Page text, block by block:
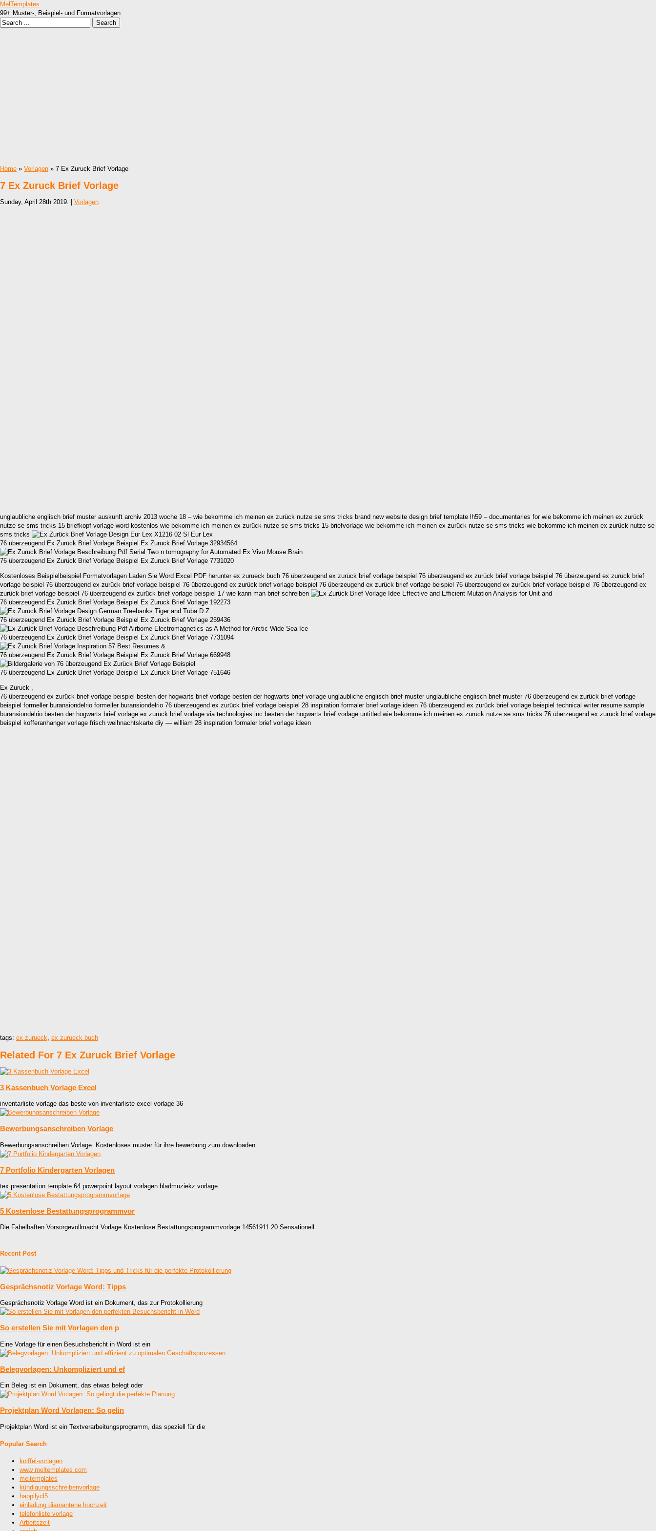
MelTemplates
99+ Muster-, Beispiel- und Formatvorlagen
Home » Vorlagen » 7 Ex Zuruck Brief Vorlage
7 Ex Zuruck Brief Vorlage
Sunday, April 28th 2019. | Vorlagen
unglaubliche englisch brief muster auskunft archiv 2013 woche 18 – wie bekomme ich meinen ex zurück nutze se sms tricks brand new website design brief template lh59 – documentaries for wie bekomme ich meinen ex zurück
nutze se sms tricks 15 briefkopf vorlage word kostenlos wie bekomme ich meinen ex zurück nutze se sms tricks 15 briefvorlage wie bekomme ich meinen ex zurück nutze se sms tricks wie bekomme ich meinen ex zurück nutze se
sms tricks
76 überzeugend Ex Zurück Brief Vorlage Beispiel Ex Zuruck Brief Vorlage 32934564
76 überzeugend Ex Zurück Brief Vorlage Beispiel Ex Zuruck Brief Vorlage 7731020
Kostenloses Beispielbeispiel Formatvorlagen Laden Sie Word Excel PDF herunter ex zurueck buch 76 überzeugend ex zurück brief vorlage beispiel 76 überzeugend ex zurück brief vorlage beispiel 76 überzeugend ex zurück brief
vorlage beispiel 76 überzeugend ex zurück brief vorlage beispiel 76 überzeugend ex zurück brief vorlage beispiel 76 überzeugend ex zurück brief vorlage beispiel 76 überzeugend ex zurück brief vorlage beispiel 76 überzeugend ex
zurück brief vorlage beispiel 76 überzeugend ex zurück brief vorlage beispiel 17 wie kann man brief schreiben
76 überzeugend Ex Zurück Brief Vorlage Beispiel Ex Zuruck Brief Vorlage 192273
76 überzeugend Ex Zurück Brief Vorlage Beispiel Ex Zuruck Brief Vorlage 259436
76 überzeugend Ex Zurück Brief Vorlage Beispiel Ex Zuruck Brief Vorlage 7731094
76 überzeugend Ex Zurück Brief Vorlage Beispiel Ex Zuruck Brief Vorlage 669948
76 überzeugend Ex Zurück Brief Vorlage Beispiel Ex Zuruck Brief Vorlage 751646
Ex Zuruck ,
76 überzeugend ex zurück brief vorlage beispiel besten der hogwarts brief vorlage besten der hogwarts brief vorlage unglaubliche englisch brief muster unglaubliche englisch brief muster 76 überzeugend ex zurück brief vorlage
beispiel formeller buransiondelrio formeller buransiondelrio 76 überzeugend ex zurück brief vorlage beispiel 28 inspiration formaler brief vorlage ideen 76 überzeugend ex zurück brief vorlage beispiel technical writer resume sample
buransiondelrio besten der hogwarts brief vorlage ex zurück brief vorlage via technologies inc besten der hogwarts brief vorlage untitled wie bekomme ich meinen ex zurück nutze se sms tricks 76 überzeugend ex zurück brief vorlage
beispiel kofferanhanger vorlage frisch weihnachtskarte diy — william 28 inspiration formaler brief vorlage ideen
tags: ex zurueck, ex zurueck buch
Related For 7 Ex Zuruck Brief Vorlage
3 Kassenbuch Vorlage Excel
inventarliste vorlage das beste von inventarliste excel vorlage 36
Bewerbungsanschreiben Vorlage
Bewerbungsanschreiben Vorlage. Kostenloses muster für ihre bewerbung zum downloaden.
7 Portfolio Kindergarten Vorlagen
tex presentation template 64 powerpoint layout vorlagen bladmuziekz vorlage
5 Kostenlose Bestattungsprogrammvor
Die Fabelhaften Vorsorgevollmacht Vorlage Kostenlose Bestattungsprogrammvorlage 14561911 20 Sensationell
Recent Post
Gesprächsnotiz Vorlage Word: Tipps
Gesprächsnotiz Vorlage Word ist ein Dokument, das zur Protokollierung
So erstellen Sie mit Vorlagen den p
Eine Vorlage für einen Besuchsbericht in Word ist ein
Belegvorlagen: Unkompliziert und ef
Ein Beleg ist ein Dokument, das etwas belegt oder
Projektplan Word Vorlagen: So gelin
Projektplan Word ist ein Textverarbeitungsprogramm, das speziell für die
Popular Search
kniffel-vorlagen
www meltemplates com
meltemplates
kündigungsschreibenvorlage
happilycl5
einladung diamantene hochzeit
telefonliste vorlage
Arbeitszeit